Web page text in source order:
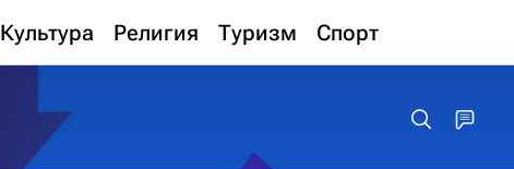
Культура Религия Туризм Спорт